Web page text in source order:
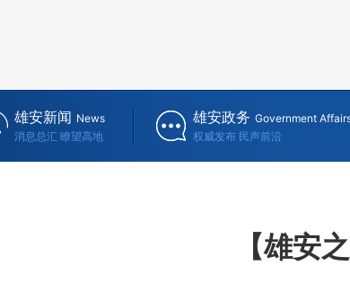
雄安新闻 News
消息总汇 瞭望高地
雄安政务 Government
权威发布 民声前沿
【雄安